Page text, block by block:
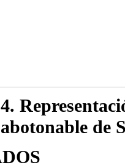
abotonable de